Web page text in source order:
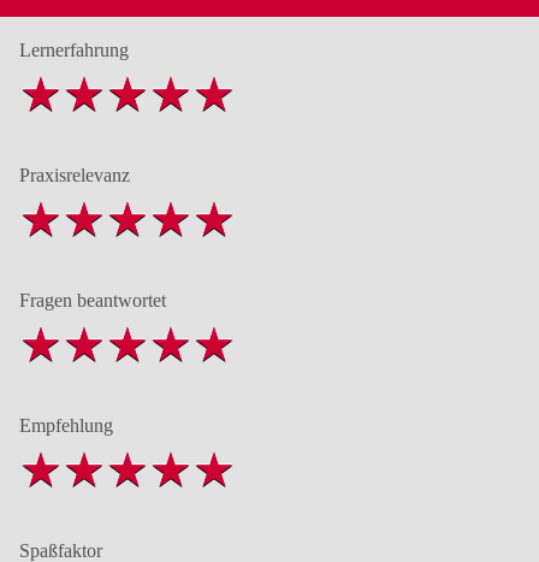
Lernerfahrung
Praxisrelevanz
Fragen beantwortet
Empfehlung
Spaßfaktor